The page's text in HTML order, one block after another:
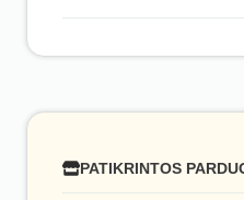
PATIKRINTOS